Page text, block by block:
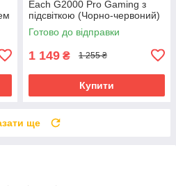
Each G2000 Pro Gaming з
підсвіткою (Чорно-червоний)
Готово до відправки
1 149 ₴ 1 255 ₴
Купити
ще